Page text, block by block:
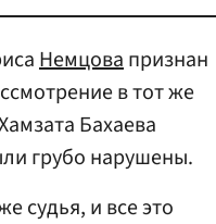
Немцовапризнан
в тот же
Бахаева
грубо нарушены.
судья, и все это